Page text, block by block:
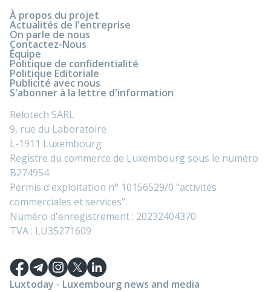
À propos du projet
Actualités de l'entreprise
On parle de nous
Contactez-Nous
Équipe
Politique de confidentialité
Politique Editoriale
Publicité avec nous
S'abonner à la lettre d'information
Relotech SARL
9, rue du Laboratoire
L-1911 Luxembourg
Registre du commerce de Luxembourg sous le numéro
B274954
Permis d'exploitation n° 10156529/0 "activités
commerciales et services".
Numéro d'enregistrement : 20232404370
TVA : LU35271609
Luxtoday - Luxembourg news and media